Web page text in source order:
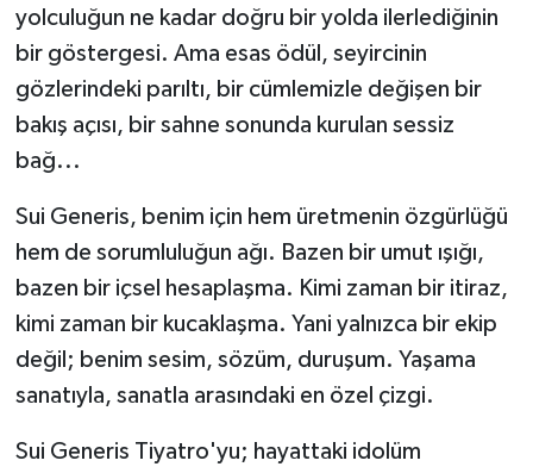
yolculuğun ne kadar doğru bir yolda ilerlediğinin
bir göstergesi. Ama esas ödül, seyircinin
gözlerindeki parıltı, bir cümlemizle değişen bir
bakış açısı, bir sahne sonunda kurulan sessiz
bağ...
Sui Generis, benim için hem üretmenin özgürlüğü
hem de sorumluluğun ağı. Bazen bir umut ışığı,
bazen bir içsel hesaplaşma. Kimi zaman bir itiraz,
kimi zaman bir kucaklaşma. Yani yalnızca bir ekip
değil; benim sesim, sözüm, duruşum. Yaşama
sanatıyla, sanatla arasındaki en özel çizgi.
Sui Generis Tiyatro'yu; hayattaki idolüm